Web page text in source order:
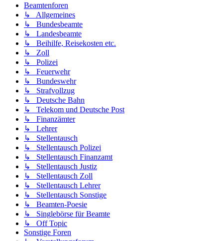
Beamtenforen
↳ Allgemeines
↳ Bundesbeamte
↳ Landesbeamte
↳ Beihilfe, Reisekosten etc.
↳ Zoll
↳ Polizei
↳ Feuerwehr
↳ Bundeswehr
↳ Strafvollzug
↳ Deutsche Bahn
↳ Telekom und Deutsche Post
↳ Finanzämter
↳ Lehrer
↳ Stellentausch
↳ Stellentausch Polizei
↳ Stellentausch Finanzamt
↳ Stellentausch Justiz
↳ Stellentausch Zoll
↳ Stellentausch Lehrer
↳ Stellentausch Sonstige
↳ Beamten-Poesie
↳ Singlebörse für Beamte
↳ Off Topic
Sonstige Foren